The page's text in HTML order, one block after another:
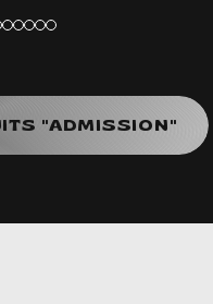
"ADMISSION"